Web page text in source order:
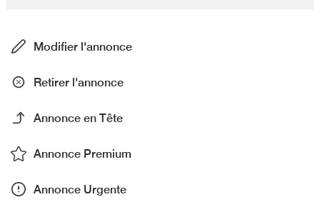
Modifier l'annonce
Retirer l'annonce
Annonce en Tête
Annonce Premium
Annonce Urgente